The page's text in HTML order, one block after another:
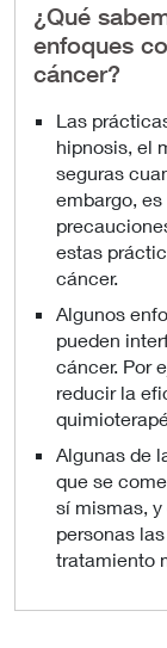
¿Qué
enfoques
cáncer?
Las
hipnosis, el
seguras
embargo,
estas
cáncer.
Algunos
pueden
cáncer. Por
reducir la
Algunas de
que se
sí mismas,
personas
tratamiento